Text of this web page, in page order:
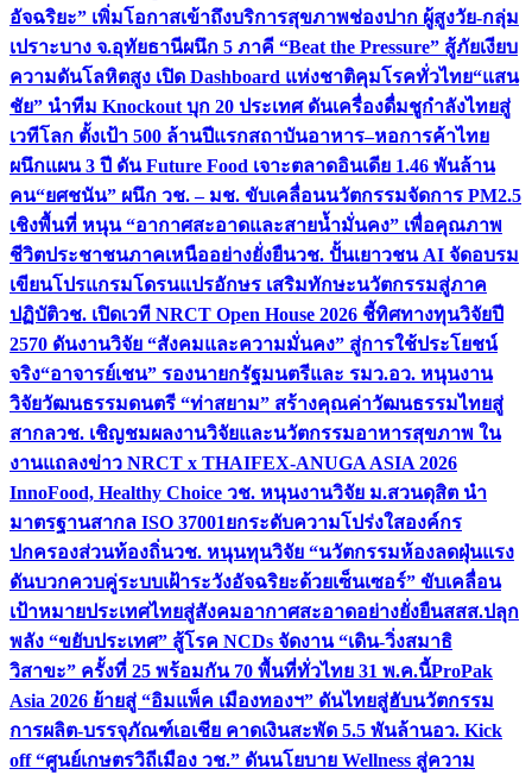
อัจฉริยะ” เพิ่มโอกาสเข้าถึงบริการสุขภาพช่องปาก ผู้สูงวัย-กลุ่ม
เปราะบาง จ.อุทัยธานีผนึก 5 ภาคี “Beat the Pressure” สู้ภัยเงียบ
ความดันโลหิตสูง เปิด Dashboard แห่งชาติคุมโรคทั่วไทย“แสน
ชัย” นำทีม Knockout บุก 20 ประเทศ ดันเครื่องดื่มชูกำลังไทยสู่
เวทีโลก ตั้งเป้า 500 ล้านปีแรกสถาบันอาหาร–หอการค้าไทย
ผนึกแผน 3 ปี ดัน Future Food เจาะตลาดอินเดีย 1.46 พันล้าน
คน“ยศชนัน” ผนึก วช. – มช. ขับเคลื่อนนวัตกรรมจัดการ PM2.5
เชิงพื้นที่ หนุน “อากาศสะอาดและสายน้ำมั่นคง” เพื่อคุณภาพ
ชีวิตประชาชนภาคเหนืออย่างยั่งยืนวช. ปั้นเยาวชน AI จัดอบรม
เขียนโปรแกรมโดรนแปรอักษร เสริมทักษะนวัตกรรมสู่ภาค
ปฏิบัติวช. เปิดเวที NRCT Open House 2026 ชี้ทิศทางทุนวิจัยปี
2570 ดันงานวิจัย “สังคมและความมั่นคง” สู่การใช้ประโยชน์
จริง“อาจารย์เชน” รองนายกรัฐมนตรีและ รมว.อว. หนุนงาน
วิจัยวัฒนธรรมดนตรี “ท่าสยาม” สร้างคุณค่าวัฒนธรรมไทยสู่
สากลวช. เชิญชมผลงานวิจัยและนวัตกรรมอาหารสุขภาพ ใน
งานแถลงข่าว NRCT x THAIFEX-ANUGA ASIA 2026
InnoFood, Healthy Choice วช. หนุนงานวิจัย ม.สวนดุสิต นำ
มาตรฐานสากล ISO 37001ยกระดับความโปร่งใสองค์กร
ปกครองส่วนท้องถิ่นวช. หนุนทุนวิจัย “นวัตกรรมห้องลดฝุ่นแรง
ดันบวกควบคู่ระบบเฝ้าระวังอัจฉริยะด้วยเซ็นเซอร์” ขับเคลื่อน
เป้าหมายประเทศไทยสู่สังคมอากาศสะอาดอย่างยั่งยืนสสส.ปลุก
พลัง “ขยับประเทศ” สู้โรค NCDs จัดงาน “เดิน-วิ่งสมาธิ
วิสาขะ” ครั้งที่ 25 พร้อมกัน 70 พื้นที่ทั่วไทย 31 พ.ค.นี้ProPak
Asia 2026 ย้ายสู่ “อิมแพ็ค เมืองทองฯ” ดันไทยสู่ฮับนวัตกรรม
การผลิต-บรรจุภัณฑ์เอเชีย คาดเงินสะพัด 5.5 พันล้านอว. Kick
off “ศูนย์เกษตรวิถีเมือง วช.” ดันนโยบาย Wellness สู่ความ